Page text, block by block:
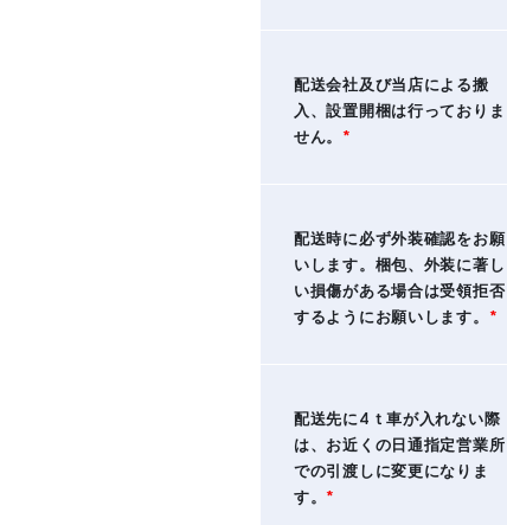
配送会社及び当店による搬
入、設置開梱は行っておりま
せん。*
配送時に必ず外装確認をお願
いします。梱包、外装に著し
い損傷がある場合は受領拒否
するようにお願いします。 *
配送先に4ｔ車が入れない際
は、お近くの日通指定営業所
での引渡しに変更になりま
す。*